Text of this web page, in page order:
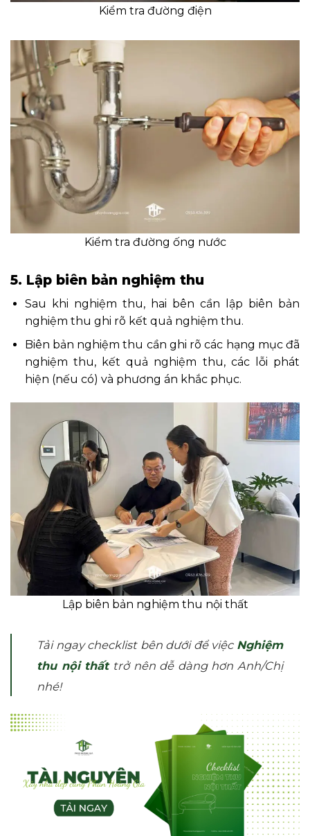
Kiểm tra đường điện
Kiểm tra đường ống nước
5. Lập biên bản nghiệm thu
Sau khi nghiệm thu, hai bên cần lập biên bản
nghiệm thu ghi rõ kết quả nghiệm thu.
Biên bản nghiệm thu cần ghi rõ các hạng mục đã
nghiệm thu, kết quả nghiệm thu, các lỗi phát
hiện (nếu có) và phương án khắc phục.
Lập biên bản nghiệm thu nội thất
Tải ngay checklist bên dưới để việc Nghiệm
thu nội thấttrở nên dễ dàng hơn Anh/Chị
nhé!